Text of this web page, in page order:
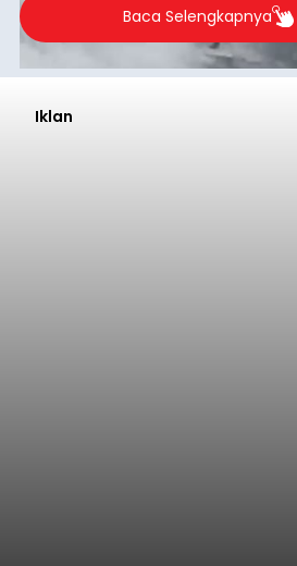
Baca Selengkapnya
Iklan